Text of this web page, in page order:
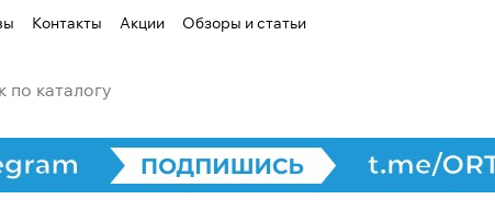
Контакты Акции Обзоры и статьи